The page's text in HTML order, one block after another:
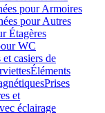
pour Armoires
pour Autres
Étagères
WC
casiers de
Éléments
Prises
et
éclairage